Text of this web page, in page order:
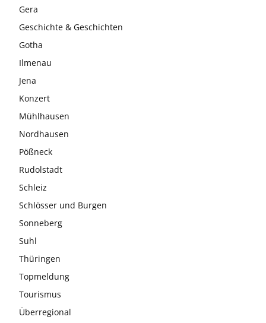
Gera
Geschichte & Geschichten
Gotha
Ilmenau
Jena
Konzert
Mühlhausen
Nordhausen
Pößneck
Rudolstadt
Schleiz
Schlösser und Burgen
Sonneberg
Suhl
Thüringen
Topmeldung
Tourismus
Überregional